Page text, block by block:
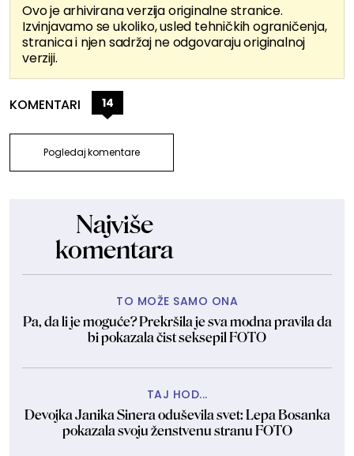
Ovo je arhivirana verzija originalne stranice.
Izvinjavamo se ukoliko, usled tehničkih ograničenja,
stranica i njen sadržaj ne odgovaraju originalnoj
verziji.
KOMENTARI 14
Pogledaj komentare
Najviše
komentara
TO MOŽE SAMO ONA
Pa, da li je moguće? Prekršila je sva modna pravila da
bi pokazala čist seksepil FOTO
TAJ HOD...
Devojka Janika Sinera oduševila svet: Lepa Bosanka
pokazala svoju ženstvenu stranu FOTO